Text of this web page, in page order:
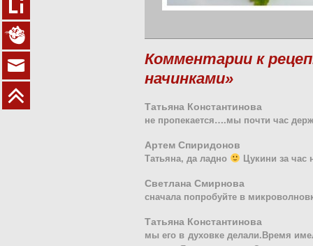
Комментарии к
начинками»
Татьяна Константинова
не пропекается….мы почти час
Артем Спиридонов
Татьяна, да ладно Цукини за
Светлана Смирнова
сначала попробуйте в
Татьяна Константинова
мы его в духовке делали.Время